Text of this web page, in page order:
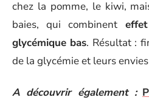
chez la pomme, le kiwi,
baies, qui combinent
glycémique bas. Résultat :
de la glycémie et leurs
A découvrir également :